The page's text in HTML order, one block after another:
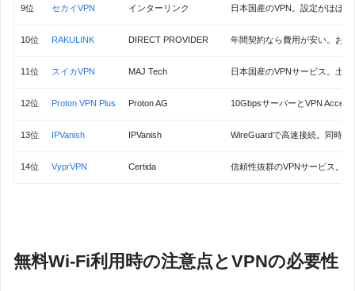
9位 セカイVPN インターリンク 日本国産のVPN。設定がほぼ
10位 RAKULINK DIRECT PROVIDER 年間契約なら費用が安い。お
11位 スイカVPN MAJ Tech 日本国産のVPNサービス。土
12位 Proton VPN Plus Proton AG 10GbpsサーバーとVPN
13位 IPVanish IPVanish WireGuardで高速接続。同時
14位 VyprVPN Certida 信頼性抜群のVPNサービス。
無料Wi-Fi利用時の注意点とVPNの必要性